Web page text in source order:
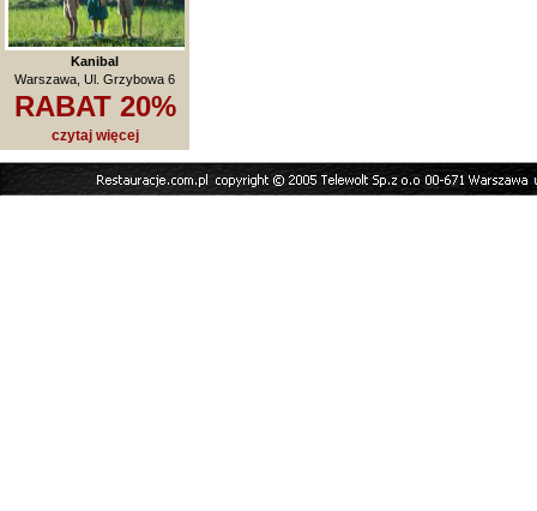
Kanibal
Warszawa, Ul. Grzybowa 6
RABAT 20%
czytaj więcej